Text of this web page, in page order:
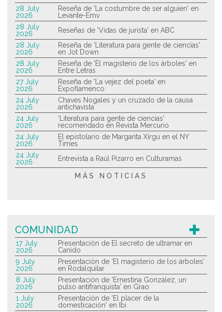
28 July
2026
Reseña de 'La costumbre de ser alguien' en
Levante-Emv
28 July
2026
Reseñas de 'Vidas de jurista' en ABC
28 July
2026
Reseña de 'Literatura para gente de ciencias'
en Jot Down
28 July
2026
Reseña de 'El magisterio de los árboles' en
Entre Letras
27 July
2026
Reseña de 'La vejez del poeta' en
Expoflamenco
24 July
2026
Chaves Nogales y un cruzado de la causa
antichavista
24 July
2026
'Literatura para gente de ciencias'
recomendado en Revista Mercurio
24 July
2026
El epistolario de Margarita Xirgu en el NY
Times
24 July
2026
Entrevista a Raúl Pizarro en Culturamas
MÁS NOTICIAS
COMUNIDAD
17 July
2026
Presentación de El secreto de ultramar en
Canido
9 July
2026
Presentación de 'El magisterio de los árboles'
en Rodalquilar
8 July
2026
Presentación de 'Ernestina González, un
pulso antifranquista' en Grao
1 July
2026
Presentación de 'El placer de la
domesticación' en Ibi